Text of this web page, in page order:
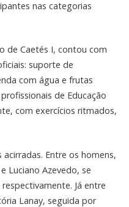
nas categorias
de Caetés I, contou com
suporte de
com água e frutas
de Educação
com exercícios ritmados,
Entre os homens,
Luciano Azevedo, se
respectivamente. Já entre
Lanay, seguida por